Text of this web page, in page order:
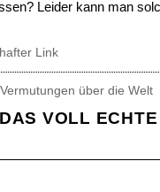
Leider kann man
Link
über die Welt
VOLL